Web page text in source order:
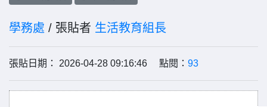
學務處 / 張貼者 生活教育組長
張貼日期： 2026-04-28 09:16:46 點閱： 93